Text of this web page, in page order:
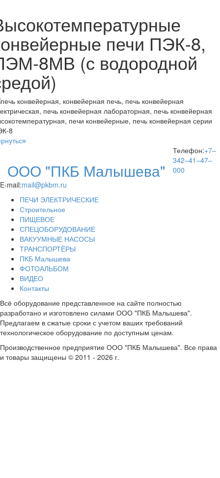
печи ПЭК-8,
8МВ (с водородной
ООО "ПКБ Малышева"
Телефон:+7–
342–41–47–
000
E-mail:mail@pkbm.ru
ПЕЧИ ЭЛЕКТРИЧЕСКИЕ
Строительное
ПИЩЕВОЕ
СПЕЦОБОРУДОВАНИЕ
ВАКУУМНЫЕ НАСОСЫ
ТРАНСПОРТЁРЫ
ПКБ Малышева
ФОТОАЛЬБОМ
ВИДЕО
Контакты
Всё оборудование представленное на сайте полностью
разработано и изготовлено силами ООО "ПКБ Малышева".
Предлагаем в сжатые сроки с учетом ваших требований
технологическое оборудование по доступным ценам.
Производственное предприятие ООО "ПКБ Малышева". Все права
и товары защищены © 2011 - 2026 г.